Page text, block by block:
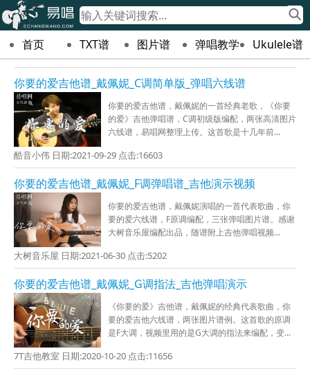
首页 TXT谱 图片谱 弹唱教学 Ukulele谱
你要的爱吉他谱_戴佩妮_C调简单版_弹唱六线谱
你要的爱吉他谱，戴佩妮的一首经典老歌，《你要
的爱》吉他弹唱谱，C调初级版编配，两张高清图片
六线谱，易唱网整理上传。这首歌是十几年前...
酷音小伟 日期:2021-09-29 点击:16603
你要的爱吉他谱_戴佩妮_F调弹唱谱_吉他演示视频
你要的爱吉他谱，戴佩妮演唱的一首代表歌曲，你
要的爱六线谱，F原调编配，三张弹唱图片谱。感谢
大树音乐屋编配出品，随谱附上吉他弹唱视频...
大树音乐屋 日期:2021-06-30 点击:5202
你要的爱吉他谱_戴佩妮_G调指法_吉他弹唱演示
《你要的爱》吉他谱，戴佩妮的经典代表歌曲，你
要的爱吉他六线谱，两张图片谱例。这首歌的原调
是F大调，视频里用的是G大调的指法来编配，变...
7T吉他教室 日期:2020-10-20 点击:11656